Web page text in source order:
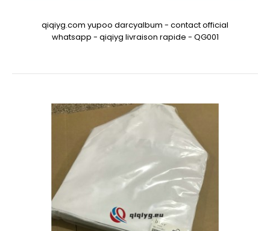
qiqiyg.com yupoo darcyalbum - contact official
whatsapp - qiqiyg livraison rapide - QG001